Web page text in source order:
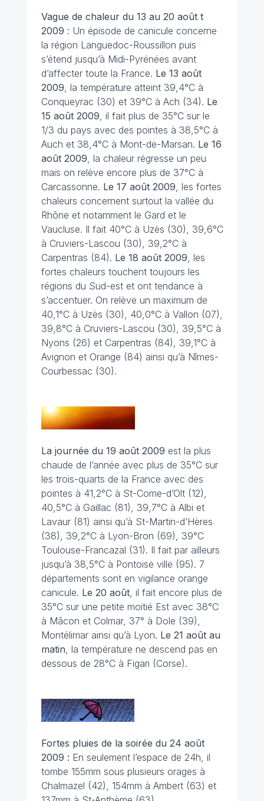
Vague de chaleur du 13 au 20 août t
2009 : Un épisode de canicule concerne
la région Languedoc-Roussillon puis
s’étend jusqu’à Midi-Pyrénées avant
d’affecter toute la France. Le 13 août
2009, la température atteint 39,4°C à
Conqueyrac (30) et 39°C à Ach (34). Le
15 août 2009, il fait plus de 35°C sur le
1/3 du pays avec des pointes à 38,5°C à
Auch et 38,4°C à Mont-de-Marsan. Le 16
août 2009, la chaleur régresse un peu
mais on relève encore plus de 37°C à
Carcassonne. Le 17 août2009, les fortes
chaleurs concernent surtout la vallée du
Rhône et notamment le Gard et le
Vaucluse. Il fait 40°C à Uzès (30), 39,6°C
à Cruviers-Lascou (30), 39,2°C à
Carpentras (84). Le 18 août 2009, les
fortes chaleurs touchent toujours les
régions du Sud-est et ont tendance à
s’accentuer. On relève un maximum de
40,1°C à Uzès (30), 40,0°C à Vallon (07),
39,8°C à Cruviers-Lascou (30), 39,5°C à
Nyons (26) et Carpentras (84), 39,1°C à
Avignon et Orange (84) ainsi qu’à Nîmes-
Courbessac (30).
La journée du 19 août2009 est la plus
chaude de l’année avec plus de 35°C sur
les trois-quarts de la France avec des
pointes à 41,2°C à St-Come-d’Olt (12),
40,5°C à Gaillac (81), 39,7°C à Albi et
Lavaur (81) ainsi qu’à St-Martin-d’Hères
(38), 39,2°C à Lyon-Bron (69), 39°C
Toulouse-Francazal (31). Il fait par ailleurs
jusqu’à 38,5°C à Pontoise ville (95). 7
départements sont en vigilance orange
canicule. Le 20 août, il fait encore plus de
35°C sur une petite moitié Est avec 38°C
à Mâcon et Colmar, 37° à Dole (39),
Montélimar ainsi qu’à Lyon. Le 21 août au
matin, la température ne descend pas en
dessous de 28°C à Figari (Corse).
Fortes pluies de la soirée du 24 août
2009 : En seulement l’espace de 24h, il
tombe 155mm sous plusieurs orages à
Chalmazel (42), 154mm à Ambert (63) et